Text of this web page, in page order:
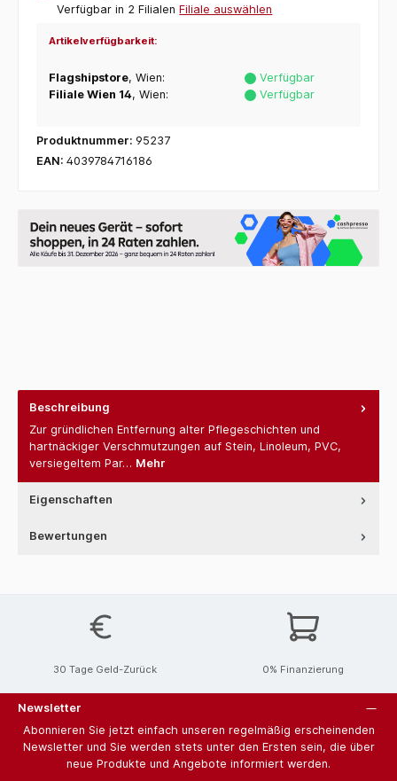
Verfügbar in 2 Filialen Filiale auswählen
Artikelverfügbarkeit:
Flagshipstore, Wien:
Verfügbar
Filiale Wien 14, Wien: Verfügbar
Produktnummer: 95237
EAN: 4039784716186
Beschreibung
Zur gründlichen Entfernung alter Pflegeschichten und
hartnäckiger Verschmutzungen auf Stein, Linoleum, PVC,
versiegeltem Par… Mehr
Eigenschaften
Bewertungen
30 Tage Geld-Zurück 0% Finanzierung
Newsletter
Abonnieren Sie jetzt einfach unseren regelmäßig erscheinenden
Newsletter und Sie werden stets unter den Ersten sein, die über
neue Produkte und Angebote informiert werden.